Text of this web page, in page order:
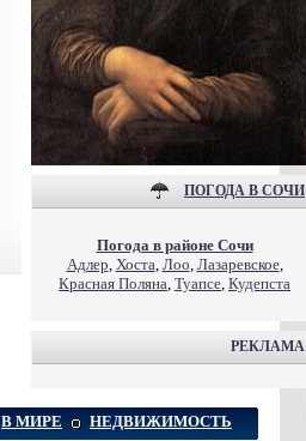
ПОГОДА В СОЧИ
Погода в районе Сочи
Адлер, Хоста, Лоо, Лазаревское,
Красная Поляна, Туапсе, Кудепста
РЕКЛАМА
В МИРЕ НЕДВИЖИМОСТЬ